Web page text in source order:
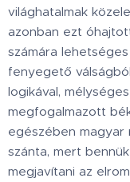
világhatalmak
azonban ezt
számára
fenyegető
logikával,
megfogalmazott
egészében magyar
szánta, mert
megjavítani az